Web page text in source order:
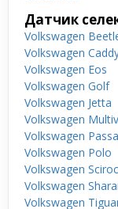
Датчик
Volkswagen
Volkswagen
Volkswagen Eos
Volkswagen Golf
Volkswagen Jetta
Volkswagen
Volkswagen
Volkswagen Polo
Volkswagen
Volkswagen
Volkswagen